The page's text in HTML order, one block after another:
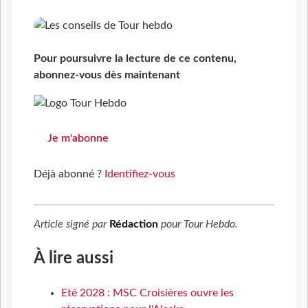
Pour poursuivre la lecture de ce contenu,
abonnez-vous dès maintenant
Je m'abonne
Déjà abonné ? Identifiez-vous
Article signé par Rédaction pour Tour Hebdo.
À lire aussi
Eté 2028 : MSC Croisières ouvre les